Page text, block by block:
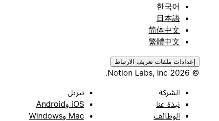
한국어
日本語
简体中文
繁體中文
إعدادات ملفات تعريف الارتباط
الشركة
نبذة عنا
الوظائف
تنزيل
iOS وAndroid
Mac وWindows